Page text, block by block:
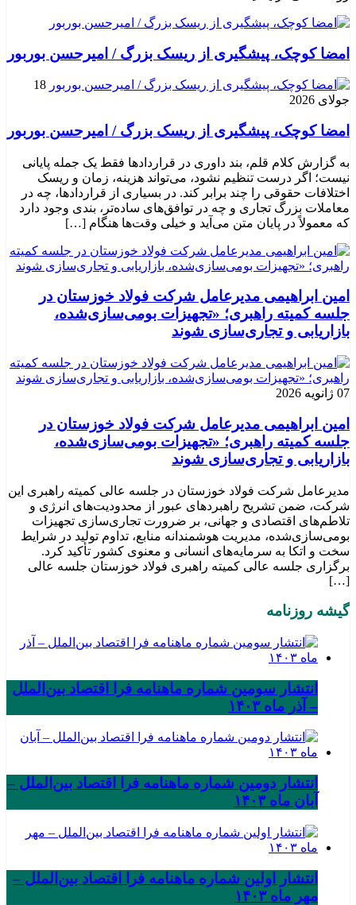
امضا کوچک، پیشگیری از ریسک بزرگ / امیرحسن بوربور
18
جولای 2026
امضا کوچک، پیشگیری از ریسک بزرگ / امیرحسن بوربور
به گزارش کلام قلم، بند داوری در قراردادها فقط یک جمله پایانی
نیست؛ اگر درست تنظیم نشود، می‌تواند هزینه، زمان و ریسک
اختلافات حقوقی را چند برابر کند. در بسیاری از قراردادها، چه در
معاملات بزرگ تجاری و چه در توافق‌های ساده‌تر، بندی وجود دارد
که معمولاً در پایان متن می‌آید و خیلی وقت‌ها هنگام […]
امین ابراهیمی مدیرعامل شرکت فولاد خوزستان در
جلسه کمیته راهبری؛ «تجهیزات بومی‌سازی‌شده،
بازاریابی و تجاری‌سازی شوند
07 ژانویه 2026
امین ابراهیمی مدیرعامل شرکت فولاد خوزستان در
جلسه کمیته راهبری؛ «تجهیزات بومی‌سازی‌شده،
بازاریابی و تجاری‌سازی شوند
مدیرعامل شرکت فولاد خوزستان در جلسه عالی کمیته راهبری این
شرکت، ضمن تشریح راهبردهای عبور از محدودیت‌های انرژی و
تلاطم‌های اقتصادی و جهانی، بر ضرورت تجاری‌سازی تجهیزات
بومی‌سازی‌شده، مدیریت هوشمندانه منابع، تداوم تولید در شرایط
سخت و اتکا به سرمایه‌های انسانی و معنوی کشور تأکید کرد.
برگزاری جلسه عالی کمیته راهبری فولاد خوزستان جلسه عالی
[…]
گیشه روزنامه
انتشار سومین شماره ماهنامه فرا اقتصاد بین‌الملل
– آذر ماه ۱۴۰۳
انتشار دومین شماره ماهنامه فرا اقتصاد بین‌الملل –
آبان ماه ۱۴۰۳
انتشار اولین شماره ماهنامه فرا اقتصاد بین‌الملل –
مهر ماه ۱۴۰۳